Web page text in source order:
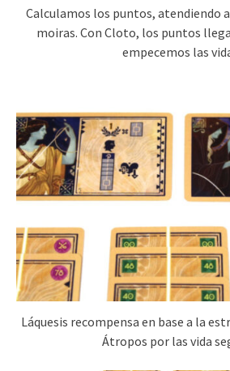
Calculamos los puntos, atendiendo
moiras. Con Cloto, los puntos
empecemos las
Láquesis recompensa en base a la
Átropos por las vida